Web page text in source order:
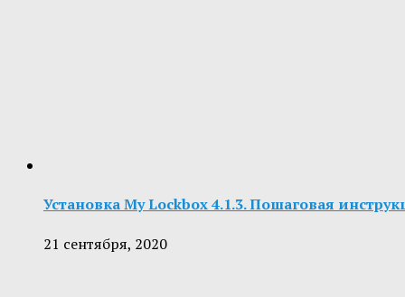
Установка My Lockbox 4.1.3. Пошаговая
21 сентября, 2020